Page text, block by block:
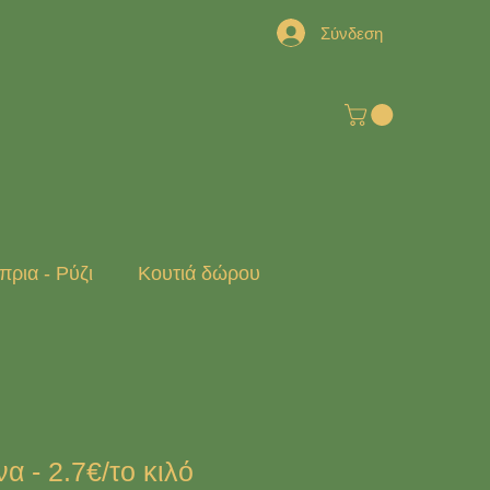
Σύνδεση
- Ρύζι Κουτιά δώρου
- 2.7€/το κιλό